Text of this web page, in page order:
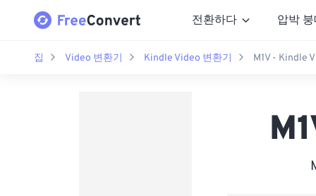
전환하다 압박
집 Video 변환기 Kindle Video 변환기 M1V - Kindle